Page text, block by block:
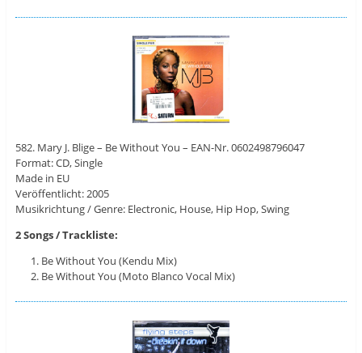
582. Mary J. Blige – Be Without You – EAN-Nr. 0602498796047
Format: CD, Single
Made in EU
Veröffentlicht: 2005
Musikrichtung / Genre: Electronic, House, Hip Hop, Swing
2 Songs / Trackliste:
Be Without You (Kendu Mix)
Be Without You (Moto Blanco Vocal Mix)